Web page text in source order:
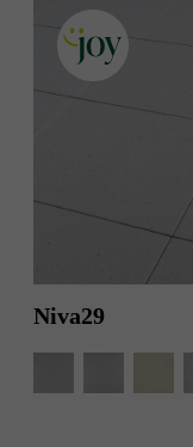
árnyalt
terrakotta árnyalt
Niva29